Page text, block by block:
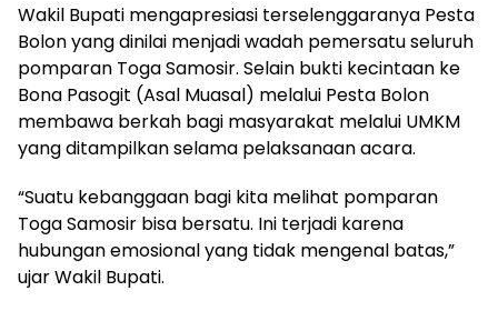
Wakil Bupati mengapresiasi terselenggaranya Pesta
Bolon yang dinilai menjadi wadah pemersatu seluruh
pomparan Toga Samosir. Selain bukti kecintaan ke
Bona Pasogit (Asal Muasal) melalui Pesta Bolon
membawa berkah bagi masyarakat melalui UMKM
yang ditampilkan selama pelaksanaan acara.
“Suatu kebanggaan bagi kita melihat pomparan
Toga Samosir bisa bersatu. Ini terjadi karena
hubungan emosional yang tidak mengenal batas,”
ujar Wakil Bupati.